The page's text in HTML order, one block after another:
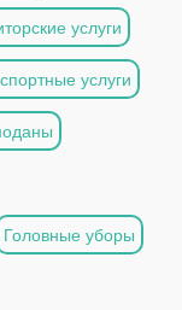
услуги
услуги
Головные уборы